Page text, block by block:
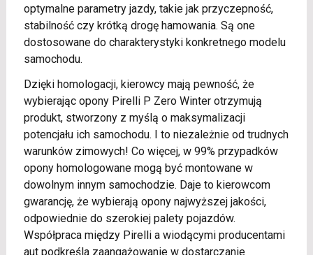
optymalne parametry jazdy, takie jak przyczepność,
stabilność czy krótką drogę hamowania. Są one
dostosowane do charakterystyki konkretnego modelu
samochodu.
Dzięki homologacji, kierowcy mają pewność, że
wybierając opony Pirelli P Zero Winter otrzymują
produkt, stworzony z myślą o maksymalizacji
potencjału ich samochodu. I to niezależnie od trudnych
warunków zimowych! Co więcej, w 99% przypadków
opony homologowane mogą być montowane w
dowolnym innym samochodzie. Daje to kierowcom
gwarancję, że wybierają opony najwyższej jakości,
odpowiednie do szerokiej palety pojazdów.
Współpraca między Pirelli a wiodącymi producentami
aut podkreśla zaangażowanie w dostarczanie